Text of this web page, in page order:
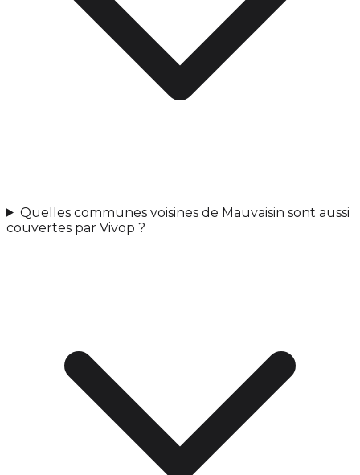
Quelles communes voisines de Mauvaisin sont aussi
couvertes par Vivop ?